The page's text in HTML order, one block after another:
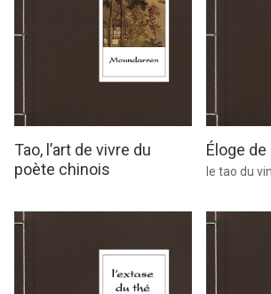
Tao, l’art de vivre du
poète chinois
Éloge de
le tao du